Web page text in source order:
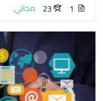
1
23 مجاني